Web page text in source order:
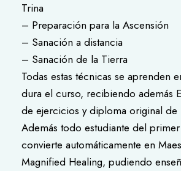
Trina
– Preparación para la Ascensión
– Sanación a distancia
– Sanación de la Tierra
Todas estas técnicas se aprenden
dura el curso, recibiendo además
de ejercicios y diploma original de
Además todo estudiante del
convierte automáticamente en
Magnified Healing, pudiendo